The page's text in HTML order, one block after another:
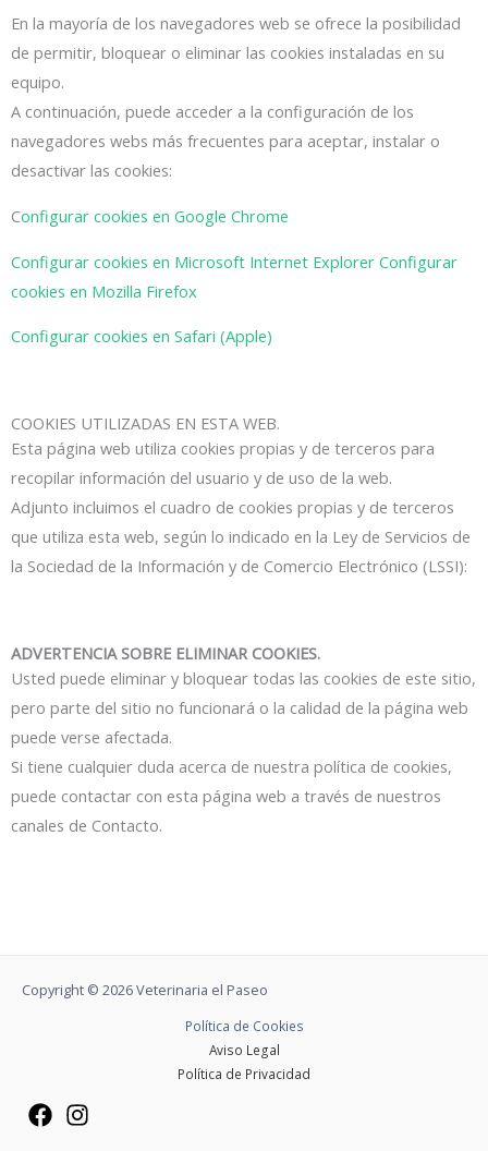
En la mayoría de los navegadores web se ofrece la posibilidad
de permitir, bloquear o eliminar las cookies instaladas en su
equipo.
A continuación, puede acceder a la configuración de los
navegadores webs más frecuentes para aceptar, instalar o
desactivar las cookies:
Configurar cookies en Google Chrome
Configurar cookies en Microsoft Internet Explorer Configurar
cookies en Mozilla Firefox
Configurar cookies en Safari (Apple)
COOKIES UTILIZADAS EN ESTA WEB.
Esta página web utiliza cookies propias y de terceros para
recopilar información del usuario y de uso de la web.
Adjunto incluimos el cuadro de cookies propias y de terceros
que utiliza esta web, según lo indicado en la Ley de Servicios de
la Sociedad de la Información y de Comercio Electrónico (LSSI):
ADVERTENCIA SOBRE ELIMINAR COOKIES.
Usted puede eliminar y bloquear todas las cookies de este sitio,
pero parte del sitio no funcionará o la calidad de la página web
puede verse afectada.
Si tiene cualquier duda acerca de nuestra política de cookies,
puede contactar con esta página web a través de nuestros
canales de Contacto.
Copyright © 2026 Veterinaria el Paseo
Política de Cookies
Aviso Legal
Política de Privacidad